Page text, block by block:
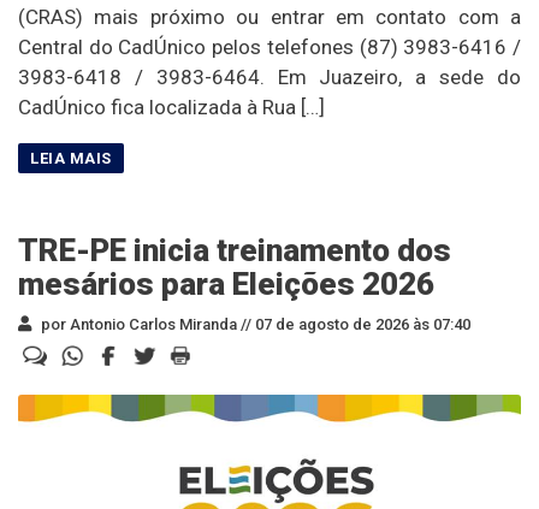
(CRAS) mais próximo ou entrar em contato com a
Central do CadÚnico pelos telefones (87) 3983-6416 /
3983-6418 / 3983-6464. Em Juazeiro, a sede do
CadÚnico fica localizada à Rua […]
TRE-PE inicia treinamento dos
mesários para Eleições 2026
por Antonio Carlos Miranda // 07 de agosto de 2026 às 07:40